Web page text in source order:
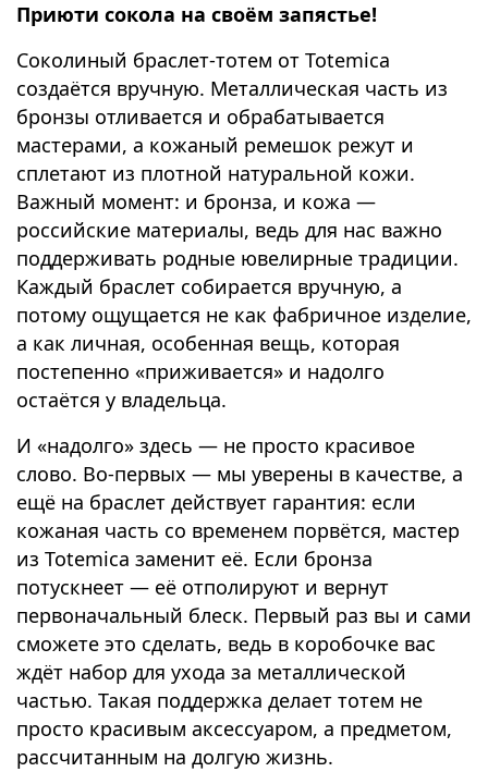
Приюти сокола на своём запястье!
Соколиный браслет-тотем от Totemica
создаётся вручную. Металлическая часть из
бронзы отливается и обрабатывается
мастерами, а кожаный ремешок режут и
сплетают из плотной натуральной кожи.
Важный момент: и бронза, и кожа —
российские материалы, ведь для нас важно
поддерживать родные ювелирные традиции.
Каждый браслет собирается вручную, а
потому ощущается не как фабричное изделие,
а как личная, особенная вещь, которая
постепенно «приживается» и надолго
остаётся у владельца.
И «надолго» здесь — не просто красивое
слово. Во-первых — мы уверены в качестве, а
ещё на браслет действует гарантия: если
кожаная часть со временем порвётся, мастер
из Totemica заменит её. Если бронза
потускнеет — её отполируют и вернут
первоначальный блеск. Первый раз вы и сами
сможете это сделать, ведь в коробочке вас
ждёт набор для ухода за металлической
частью. Такая поддержка делает тотем не
просто красивым аксессуаром, а предметом,
рассчитанным на долгую жизнь.